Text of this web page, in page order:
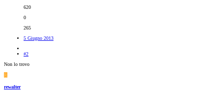
620
0
265
5 Giugno 2013
#2
Non lo trovo
R
rewalter